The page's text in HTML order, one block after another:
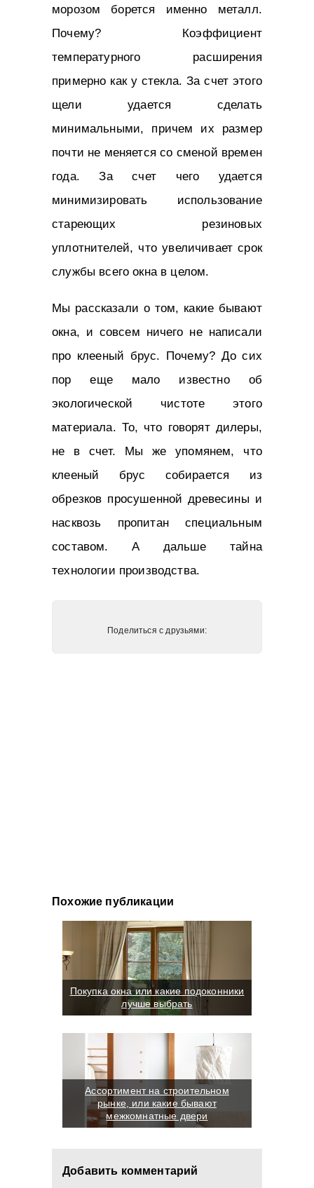
морозом борется именно металл.
Почему? Коэффициент
температурного расширения
примерно как у стекла. За счет этого
щели удается сделать
минимальными, причем их размер
почти не меняется со сменой времен
года. За счет чего удается
минимизировать использование
стареющих резиновых
уплотнителей, что увеличивает срок
службы всего окна в целом.
Мы рассказали о том, какие бывают
окна, и совсем ничего не написали
про клееный брус. Почему? До сих
пор еще мало известно об
экологической чистоте этого
материала. То, что говорят дилеры,
не в счет. Мы же упомянем, что
клееный брус собирается из
обрезков просушенной древесины и
насквозь пропитан специальным
составом. А дальше тайна
технологии производства.
Поделиться с друзьями:
Похожие публикации
Покупка окна или какие подоконники
лучше выбрать
Ассортимент на строительном
рынке, или какие бывают
межкомнатные двери
Добавить комментарий